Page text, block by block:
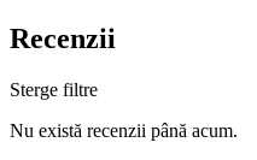
Recenzii
Sterge filtre
Nu există recenzii până acum.